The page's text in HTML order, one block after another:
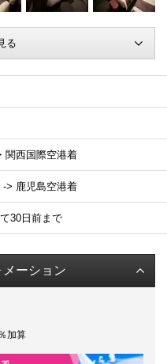
る
関西国際空港着
> 鹿児島空港着
30日前まで
ーション
加算